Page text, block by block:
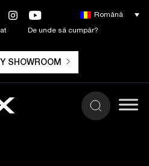
De unde să cumpăr?
SHOWROOM
Română